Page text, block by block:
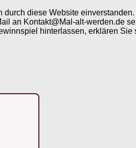
diese Website
an Kontakt@Mal-alt-werden.de
hinterlassen, erklären